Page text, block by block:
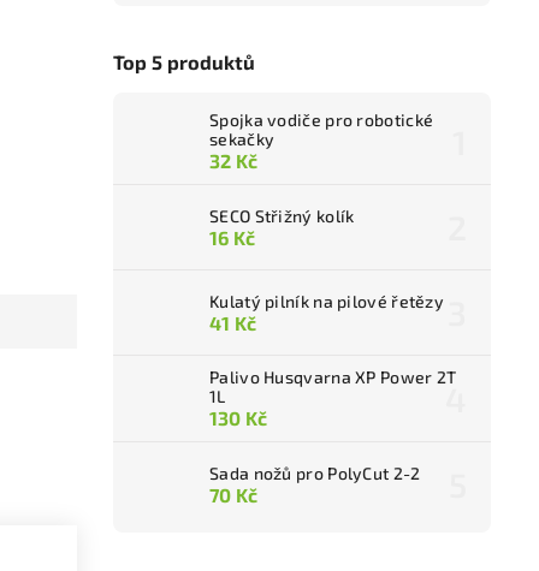
Top 5 produktů
Spojka vodiče pro robotické
sekačky
32 Kč
SECO Střižný kolík
16 Kč
Kulatý pilník na pilové řetězy
41 Kč
Palivo Husqvarna XP Power 2T
1L
130 Kč
Sada nožů pro PolyCut 2-2
70 Kč